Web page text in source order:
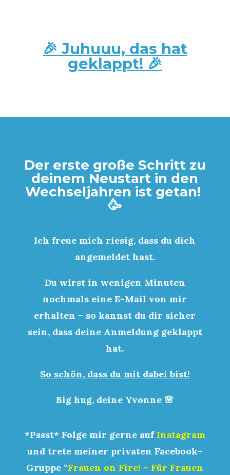
🎉 Juhuuu, das hat
geklappt! 🎉
Der erste große Schritt zu
deinem Neustart in den
Wechseljahren ist getan!
🥳
Ich freue mich riesig, dass du dich
angemeldet hast.
Du wirst in wenigen Minuten
nochmals eine E-Mail von mir
erhalten – so kannst du dir sicher
sein, dass deine Anmeldung geklappt
hat.
So schön, dass du mit dabei bist!
Big hug, deine Yvonne 🌸
*Pssst* Folge mir gerne auf Instagram
und trete meiner privaten Facebook-
Gruppe “Frauen on Fire! – Für Frauen